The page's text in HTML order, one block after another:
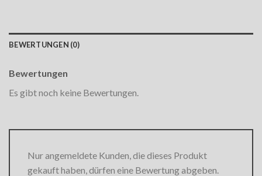
BEWERTUNGEN (0)
Bewertungen
Es gibt noch keine Bewertungen.
Nur angemeldete Kunden, die dieses Produkt
gekauft haben, dürfen eine Bewertung abgeben.